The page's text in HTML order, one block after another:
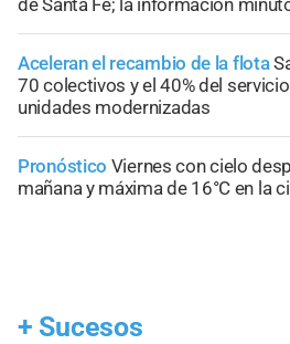
de Santa Fe; la información
Aceleran el recambio de la flota
70 colectivos y el 40% del
unidades modernizadas
Pronóstico Viernes con cielo
mañana y máxima de 16°C en la
+ Sucesos